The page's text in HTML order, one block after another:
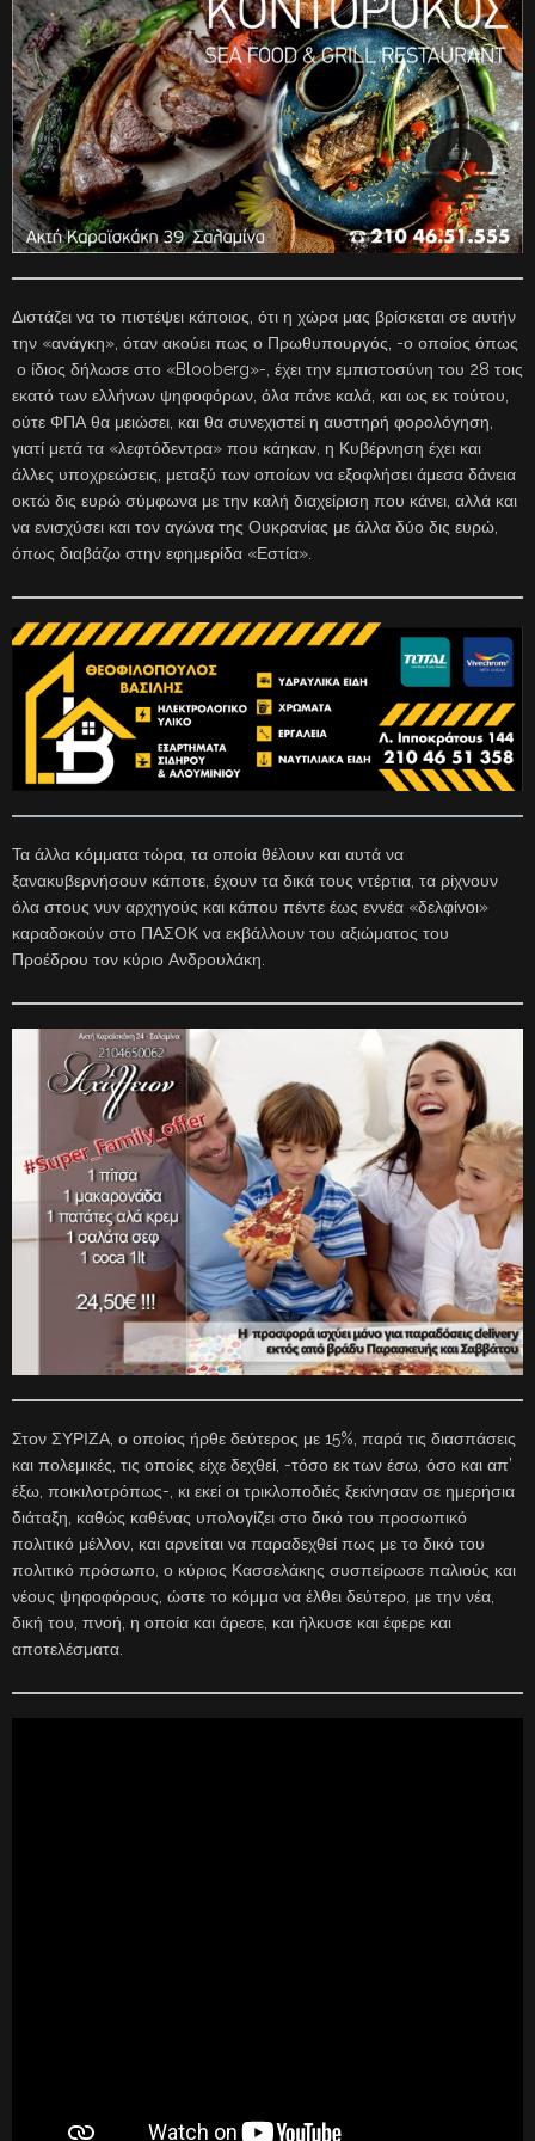
Διστάζει να το πιστέψει κάποιος, ότι η χώρα μας βρίσκεται σε αυτήν
την «ανάγκη», όταν ακούει πως ο Πρωθυπουργός, -ο οποίος όπως
ο ίδιος δήλωσε στο «Blooberg»-, έχει την εμπιστοσύνη του 28 τοις
εκατό των ελλήνων ψηφοφόρων, όλα πάνε καλά, και ως εκ τούτου,
ούτε ΦΠΑ θα μειώσει, και θα συνεχιστεί η αυστηρή φορολόγηση,
γιατί μετά τα «λεφτόδεντρα» που κάηκαν, η Κυβέρνηση έχει και
άλλες υποχρεώσεις, μεταξύ των οποίων να εξοφλήσει άμεσα δάνεια
οκτώ δις ευρώ σύμφωνα με την καλή διαχείριση που κάνει, αλλά και
να ενισχύσει και τον αγώνα της Ουκρανίας με άλλα δύο δις ευρώ,
όπως διαβάζω στην εφημερίδα «Εστία».
Τα άλλα κόμματα τώρα, τα οποία θέλουν και αυτά να
ξανακυβερνήσουν κάποτε, έχουν τα δικά τους ντέρτια, τα ρίχνουν
όλα στους νυν αρχηγούς και κάπου πέντε έως εννέα «δελφίνοι»
καραδοκούν στο ΠΑΣΟΚ να εκβάλλουν του αξιώματος του
Προέδρου τον κύριο Ανδρουλάκη.
Στον ΣΥΡΙΖΑ, ο οποίος ήρθε δεύτερος με 15%, παρά τις διασπάσεις
και πολεμικές, τις οποίες είχε δεχθεί, -τόσο εκ των έσω, όσο και απ’
έξω, ποικιλοτρόπως-, κι εκεί οι τρικλοποδιές ξεκίνησαν σε ημερήσια
διάταξη, καθώς καθένας υπολογίζει στο δικό του προσωπικό
πολιτικό μέλλον, και αρνείται να παραδεχθεί πως με το δικό του
πολιτικό πρόσωπο, ο κύριος Κασσελάκης συσπείρωσε παλιούς και
νέους ψηφοφόρους, ώστε το κόμμα να έλθει δεύτερο, με την νέα,
δική του, πνοή, η οποία και άρεσε, και ήλκυσε και έφερε και
αποτελέσματα.